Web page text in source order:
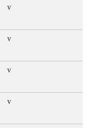
v
v
v
v